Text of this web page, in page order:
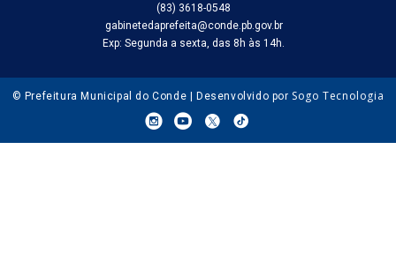
(83) 3618-0548
gabinetedaprefeita@conde.pb.gov.br
Exp: Segunda a sexta, das 8h às 14h.
© Prefeitura Municipal do Conde | Desenvolvido por Sogo Tecnologia